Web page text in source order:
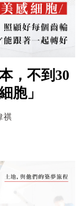
，不到30
胞」
祺